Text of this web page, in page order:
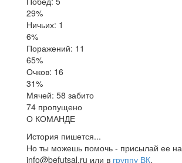
29%
Ничьих: 1
6%
Поражений: 11
65%
Очков: 16
31%
Мячей: 58 забито
74 пропущено
О КОМАНДЕ
История пишется...
Но ты можешь помочь - присылай ее на
info@befutsal.ru или в группу ВК.